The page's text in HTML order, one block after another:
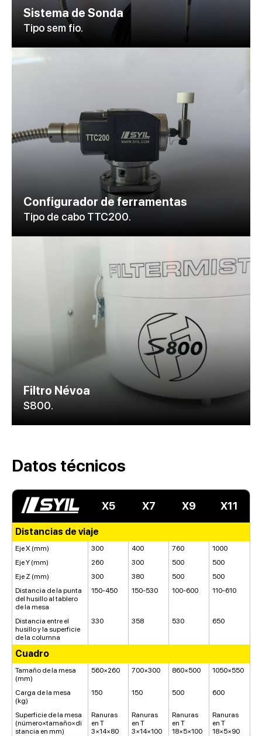
Sistema de Sonda
Tipo sem fio.
Configurador de ferramentas
Tipo de cabo TTC200.
Filtro Névoa
S800.
Datos técnicos
X5 X7 X9 X11
Distancias de viaje
Eje X (mm) 300 400 760
1000
Eje Y (mm)
260 300 500
500
Eje Z (mm)
300 380 500
500
Distancia de la punta
del husillo al tablero
de la mesa
150-450 150-530 100-600 110-610
Distancia entre el
husillo y la superficie
de la columna
330 358 530 650
Cuadro
Tamaño de la mesa
(mm)
560×260 700×300 860×500 1050×550
Carga de la mesa
(kg)
150 150 500 600
Superficie de la mesa
(número×tamaño×di
stancia en mm)
Ranuras
en T
3×14×80
Ranuras
en T
3×14×100
Ranuras
en T
18×5×100
Ranuras
en T
18×5×90